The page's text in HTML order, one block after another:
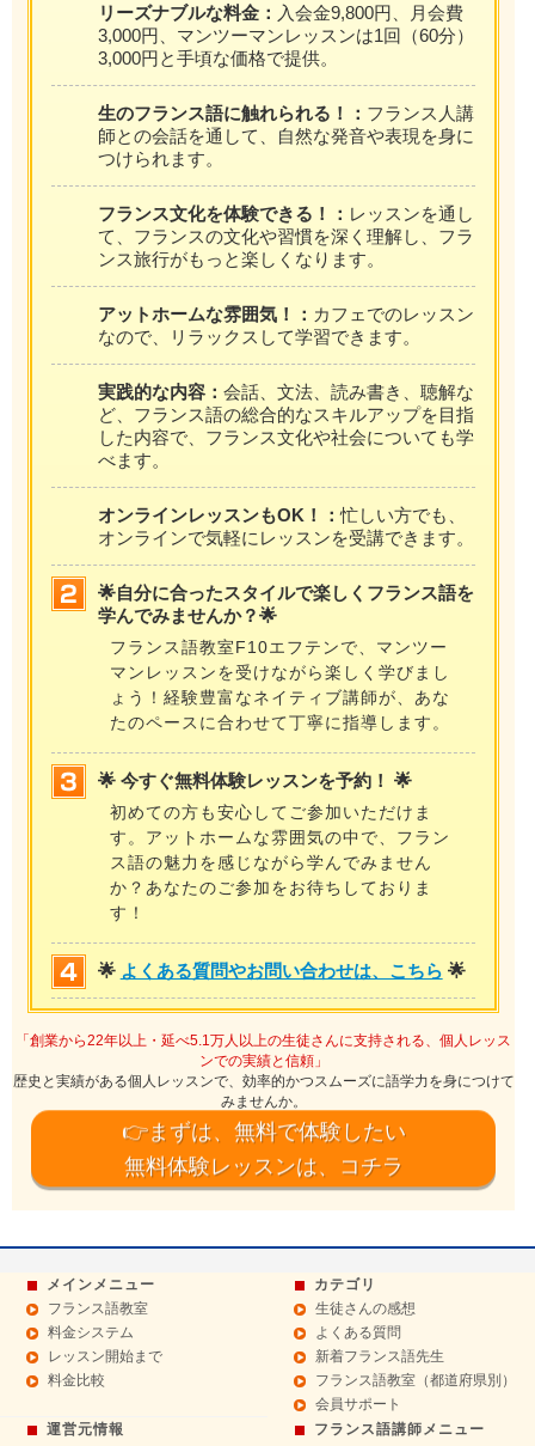
リーズナブルな料金： 入会金9,800円、月会費
3,000円、マンツーマンレッスンは1回（60分）
3,000円と手頃な価格で提供。
生のフランス語に触れられる！： フランス人講
師との会話を通して、自然な発音や表現を身に
つけられます。
フランス文化を体験できる！： レッスンを通し
て、フランスの文化や習慣を深く理解し、フラ
ンス旅行がもっと楽しくなります。
アットホームな雰囲気！： カフェでのレッスン
なので、リラックスして学習できます。
実践的な内容： 会話、文法、読み書き、聴解な
ど、フランス語の総合的なスキルアップを目指
した内容で、フランス文化や社会についても学
べます。
オンラインレッスンもOK！：忙しい方でも、
オンラインで気軽にレッスンを受講できます。
🌟自分に合ったスタイルで楽しくフランス語を
学んでみませんか？🌟
フランス語教室F10エフテンで、マンツー
マンレッスンを受けながら楽しく学びまし
ょう！経験豊富なネイティブ講師が、あな
たのペースに合わせて丁寧に指導します。
🌟 今すぐ無料体験レッスンを予約！ 🌟
初めての方も安心してご参加いただけま
す。アットホームな雰囲気の中で、フラン
ス語の魅力を感じながら学んでみません
か？あなたのご参加をお待ちしておりま
す！
🌟 よくある質問やお問い合わせは、こちら 🌟
「創業から22年以上・延べ5.1万人以上の生徒さんに支持される、個人レッス
ンでの実績と信頼」
歴史と実績がある個人レッスンで、効率的かつスムーズに語学力を身につけて
みませんか。
👉まずは、無料で体験したい
無料体験レッスンは、コチラ
メインメニュー
フランス語教室
料金システム
レッスン開始まで
料金比較
カテゴリ
生徒さんの感想
よくある質問
新着フランス語先生
フランス語教室（都道府県別）
会員サポート
運営元情報
フランス語講師メニュー